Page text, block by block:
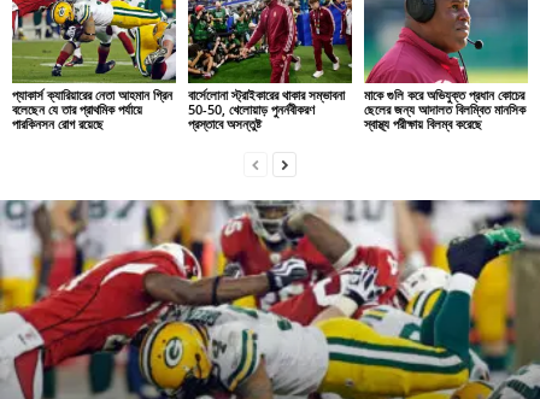
প্যাকার্স ক্যারিয়ারের নেতা আহমান গ্রিন
বলেছেন যে তার প্রাথমিক পর্যায়ে
পারকিনসন রোগ রয়েছে
বার্সেলোনা স্ট্রাইকারের থাকার সম্ভাবনা
50-50, খেলোয়াড় পুনর্নবীকরণ
প্রস্তাবে অসন্তুষ্ট
মাকে গুলি করে অভিযুক্ত প্রধান কোচের
ছেলের জন্য আদালত বিলম্বিত মানসিক
স্বাস্থ্য পরীক্ষায় বিলম্ব করেছে